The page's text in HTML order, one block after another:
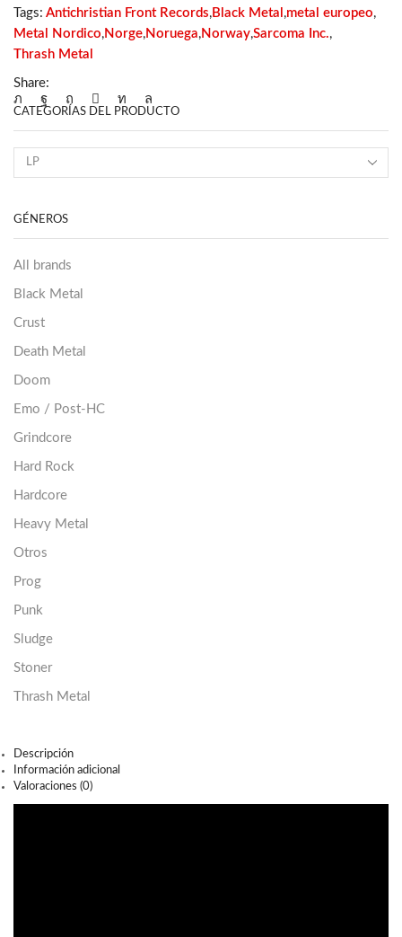
Tags: Antichristian Front Records, Black Metal ,metal europeo,
Metal Nordico,Norge,Noruega,Norway,Sarcoma Inc.,
Thrash Metal
Share:
CATEGORÍAS DEL PRODUCTO
GÉNEROS
All brands
Black Metal
Crust
Death Metal
Doom
Emo / Post-HC
Grindcore
Hard Rock
Hardcore
Heavy Metal
Otros
Prog
Punk
Sludge
Stoner
Thrash Metal
Descripción
Información adicional
Valoraciones (0)